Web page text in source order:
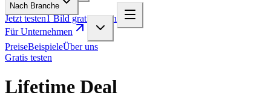
Jetzt testen1 Bild gratis testen
Nach Branche
Für Unternehmen
PreiseBeispieleÜber uns
Gratis testen
Lifetime Deal